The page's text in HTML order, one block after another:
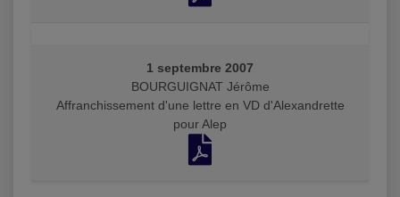
1 septembre 2007
BOURGUIGNAT Jérôme
Affranchissement d'une lettre en VD d'Alexandrette
pour Alep